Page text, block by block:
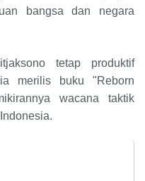
bangsa dan negara
tetap produktif
merilis buku "Reborn
wacana taktik
.